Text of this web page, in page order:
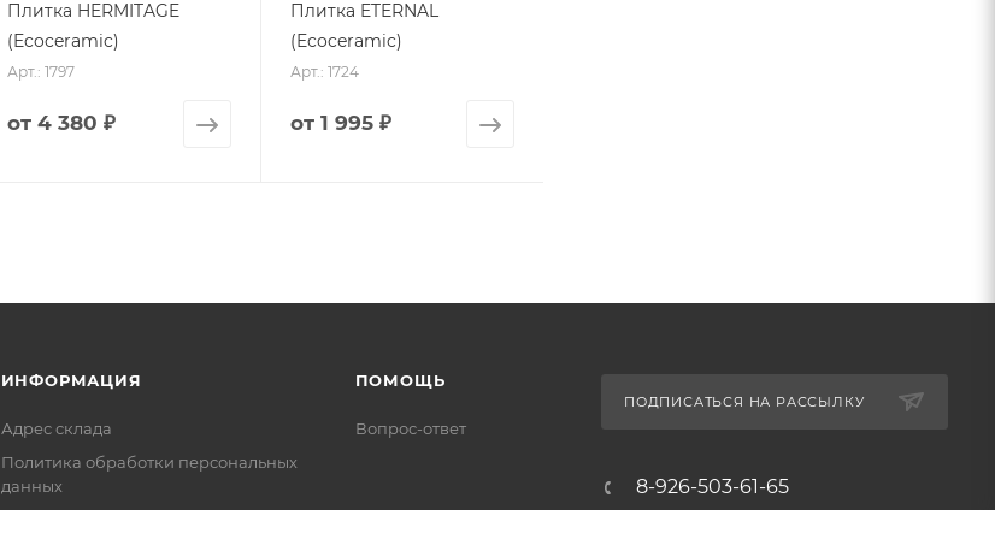
Плитка HERMITAGE
(Ecoceramic)
Арт.: 1797
от4 380 ₽
Плитка ETERNAL
(Ecoceramic)
Арт.: 1724
от 1 995 ₽
ИНФОРМАЦИЯ
Адрес склада
Политика обработки персональных
данных
ПОМОЩЬ
Вопрос-ответ
ПОДПИСАТЬСЯ НА РАССЫЛКУ
8-926-503-61-65